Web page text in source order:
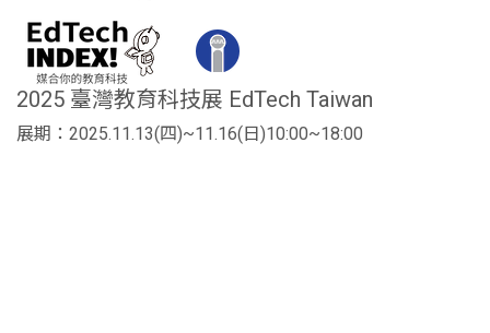
2025 臺灣教育科技展 EdTech Taiwan
展期：2025.11.13(四)~11.16(日)10:00~18:00